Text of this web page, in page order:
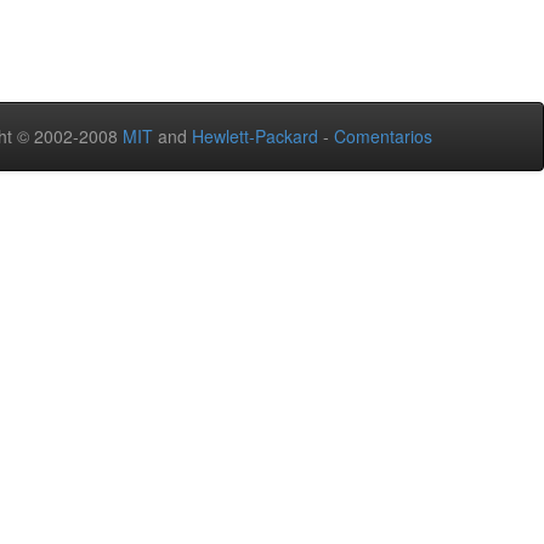
© 2002-2008 MIT and Hewlett-Packard - Comentarios